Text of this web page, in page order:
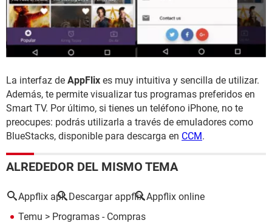
La interfaz de AppFlix es muy intuitiva y sencilla de utilizar.
Además, te permite visualizar tus programas preferidos en
Smart TV. Por último, si tienes un teléfono iPhone, no te
preocupes: podrás utilizarla a través de emuladores como
BlueStacks, disponible para descarga en CCM.
ALREDEDOR DEL MISMO TEMA
Appflix apk Descargar appflix Appflix online
Temu > Programas - Compras